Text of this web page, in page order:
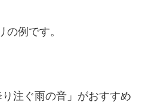
例です。
注ぐ雨の音」がおすすめ